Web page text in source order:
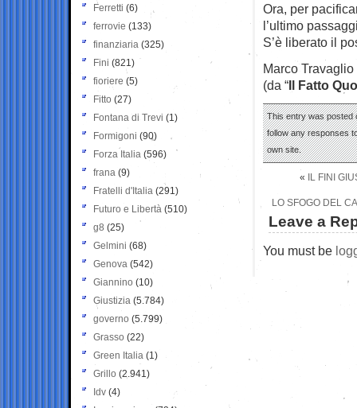
Ora, per
l’ultimo
S’è liberato il
Marco Travaglio
(da “Il Fatto
This entry was posted
follow any responses
own site.
« IL FINI
LO SFOGO DEL
Leave a
You must be
Ferretti (6)
ferrovie (133)
finanziaria (325)
Fini (821)
fioriere (5)
Fitto (27)
Fontana di Trevi (1)
Formigoni (90)
Forza Italia (596)
frana (9)
Fratelli d'Italia (291)
Futuro e Libertà (510)
g8 (25)
Gelmini (68)
Genova (542)
Giannino (10)
Giustizia (5.784)
governo (5.799)
Grasso (22)
Green Italia (1)
Grillo (2.941)
Idv (4)